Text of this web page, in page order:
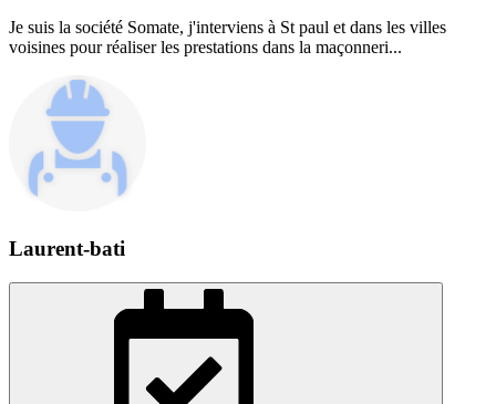
Je suis la société Somate, j'interviens à St paul et dans les villes
voisines pour réaliser les prestations dans la maçonneri...
Laurent-bati